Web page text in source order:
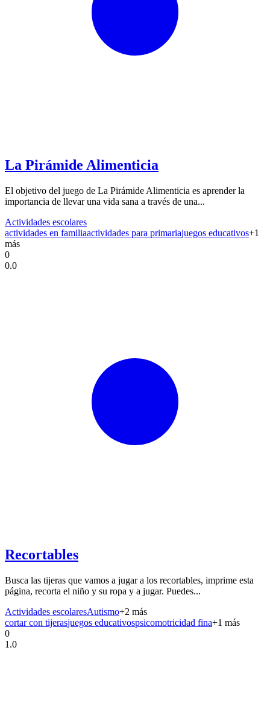
La Pirámide Alimenticia
El objetivo del juego de La Pirámide Alimenticia es aprender la
importancia de llevar una vida sana a través de una...
Actividades escolares
actividades en familiaactividades para primariajuegos educativos+1
más
0
0.0
Recortables
Busca las tijeras que vamos a jugar a los recortables, imprime esta
página, recorta el niño y su ropa y a jugar. Puedes...
Actividades escolaresAutismo+2 más
cortar con tijerasjuegos educativospsicomotricidad fina+1 más
0
1.0